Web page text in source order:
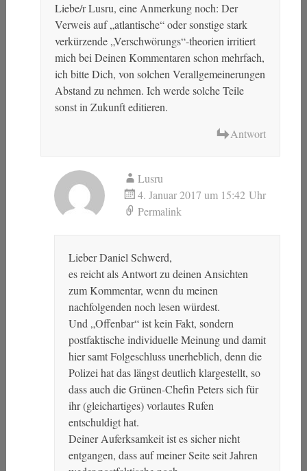
Liebe/r Lusru, eine Anmerkung noch: Der
Verweis auf „atlantische“ oder sonstige stark
verkürzende „Verschwörungs“-theorien irritiert
mich bei Deinen Kommentaren schon mehrfach,
ich bitte Dich, von solchen Verallgemeinerungen
Abstand zu nehmen. Ich werde solche Teile
sonst in Zukunft editieren.
Antwort
Lusru
4. Januar 2017 um 15:42 Uhr
Permalink
Lieber Daniel Schwerd,
es reicht als Antwort zu deinen Ansichten
zum Kommentar, wenn du meinen
nachfolgenden noch lesen würdest.
Und „Offenbar“ ist kein Fakt, sondern
postfaktische individuelle Meinung und damit
hier samt Folgeschluss unerheblich, denn die
Polizei hat das längst deutlich klargestellt, so
dass auch die Grünen-Chefin Peters sich für
ihr (gleichartiges) vorlautes Rufen
entschuldigt hat.
Deiner Auferksamkeit ist es sicher nicht
entgangen, dass auf meiner Seite seit Jahren